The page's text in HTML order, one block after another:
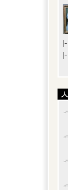
|-
|-